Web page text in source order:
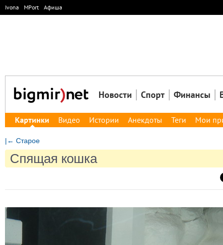
Ivona MPort Афиша
Новости Спорт Финансы
Картинки Видео Истории Анекдоты Теги Мои
|← Старое
Спящая кошка